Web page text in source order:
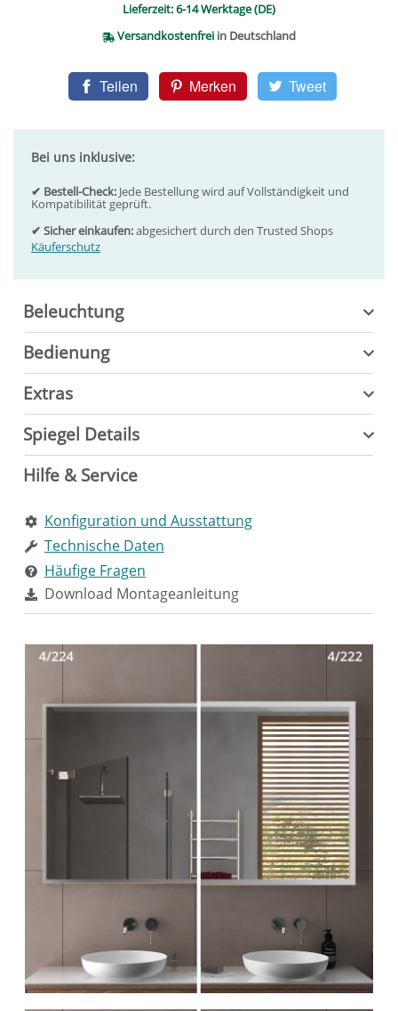
Beleuchtung
Bedienung
Extras
Spiegel Details
Hilfe & Service
Konfiguration und Ausstattung
Technische Daten
Häufige Fragen
Download Montageanleitung
Lieferzeit:6-14 Werktage (DE)
Versandkostenfrei in Deutschland
Teilen Merken Tweet
Bei uns inklusive:
✔ Bestell-Check: Jede Bestellung wird auf Vollständigkeit und
Kompatibilität geprüft.
✔ Sicher einkaufen:abgesichert durch den Trusted Shops
Käuferschutz